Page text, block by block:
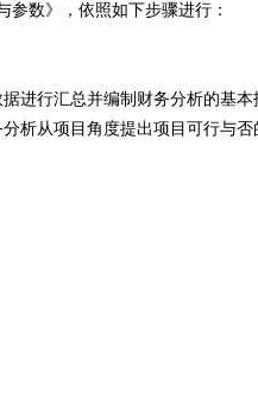
数》，依照如下步骤进行：
汇总并编制财务分析的基本
项目角度提出项目可行与否